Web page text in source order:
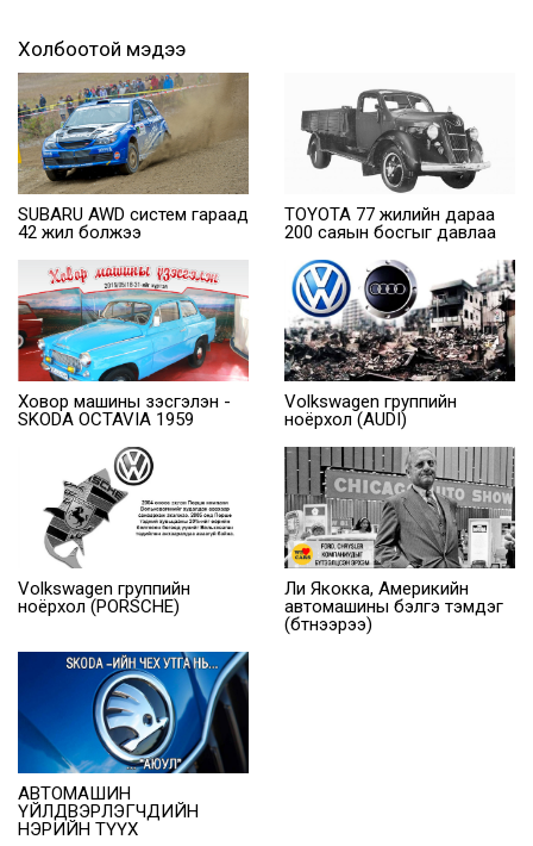
Холбоотой мэдээ
SUBARU AWD систем гараад
42 жил болжээ
TOYOTA 77 жилийн дараа
200 саяын босгыг давлаа
Ховор машины үзэсгэлэн -
SKODA OCTAVIA 1959
Volkswagen группийн
ноёрхол (AUDI)
Volkswagen группийн
ноёрхол (PORSCHE)
Ли Якокка, Америкийн
автомашины бэлгэ тэмдэг
(бүтнээрээ)
АВТОМАШИН
ҮЙЛДВЭРЛЭГЧДИЙН
НЭРИЙН ТҮҮХ